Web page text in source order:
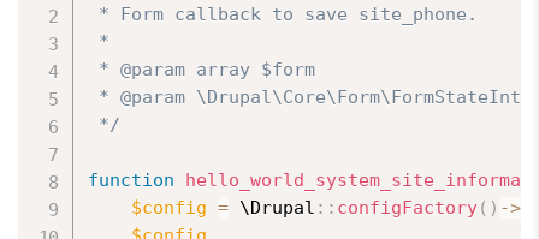
* Form callback to save site_phone.
*
* @param array $form
* @param
*/
function
$config = \Drupal : : configFactory( ) ->